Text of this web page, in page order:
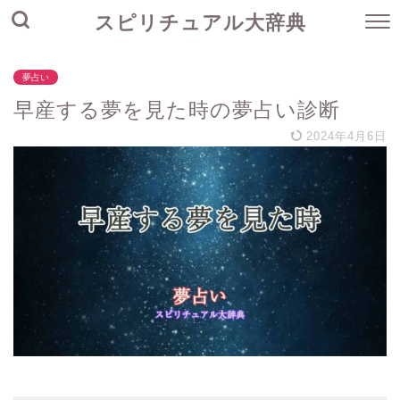
スピリチュアル大辞典
夢占い
早産する夢を見た時の夢占い診断
2024年4月6日